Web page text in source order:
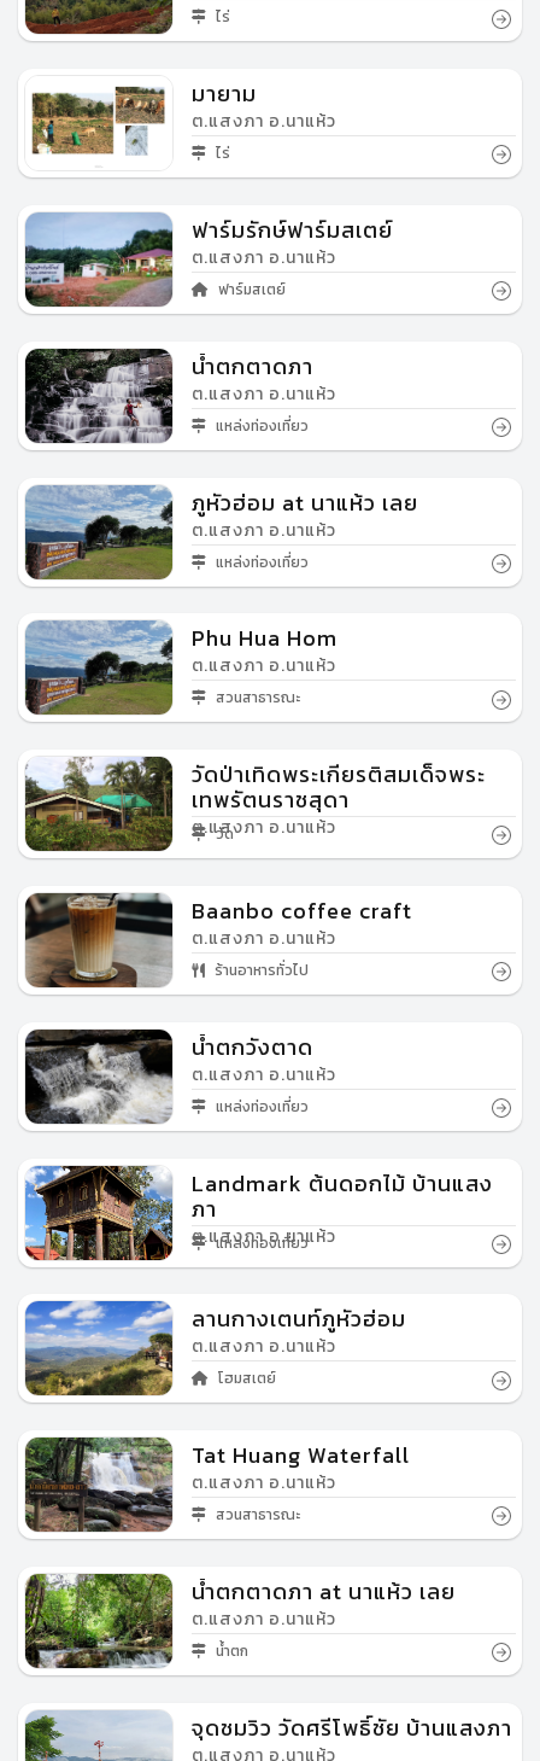
ไร่
มายาม
ต.แสงภา อ.นาแห้ว
ไร่
ฟาร์มรักษ์ฟาร์มสเตย์
ต.แสงภา อ.นาแห้ว
ฟาร์มสเตย์
น้ำตกตาดภา
ต.แสงภา อ.นาแห้ว
แหล่งท่องเที่ยว
ภูหัวฮ่อม at นาแห้ว เลย
ต.แสงภา อ.นาแห้ว
แหล่งท่องเที่ยว
Phu Hua Hom
ต.แสงภา อ.นาแห้ว
สวนสาธารณะ
วัดป่าเทิดพระเกียรติสมเด็จพระ
เทพรัตนราชสุดา
ต.แสงภา อ.นาแห้ว
วัด
Baanbo coffee craft
ต.แสงภา อ.นาแห้ว
ร้านอาหารทั่วไป
น้ำตกวังตาด
ต.แสงภา อ.นาแห้ว
แหล่งท่องเที่ยว
Landmark ต้นดอกไม้ บ้านแสง
ภา
ต.แสงภา อ.นาแห้ว
แหล่งท่องเที่ยว
ลานกางเตนท์ภูหัวฮ่อม
ต.แสงภา อ.นาแห้ว
โฮมสเตย์
Tat Huang Waterfall
ต.แสงภา อ.นาแห้ว
สวนสาธารณะ
น้ำตกตาดภา at นาแห้ว เลย
ต.แสงภา อ.นาแห้ว
น้ำตก
จุดชมวิว วัดศรีโพธิ์ชัย บ้านแสงภา
ต.แสงภา อ.นาแห้ว